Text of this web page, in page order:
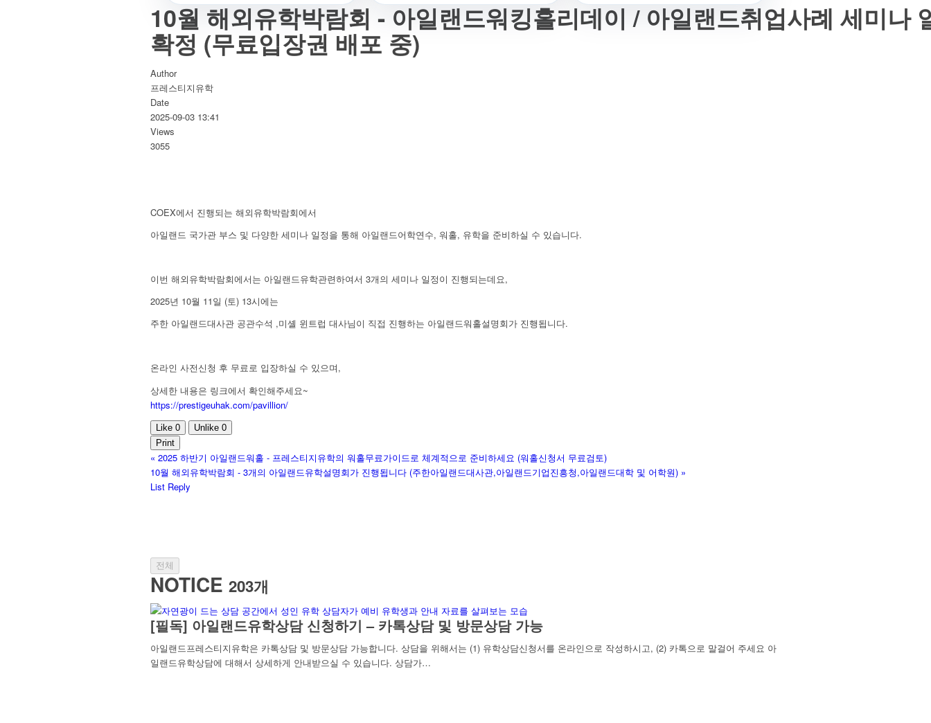
10월 해외유학박람회 - 아일랜드워킹홀리데이 / 아일랜드취업사례 세미나
확정 (무료입장권 배포 중)
Author
프레스티지유학
Date
2025-09-03 13:41
Views
3055
COEX에서 진행되는 해외유학박람회에서
아일랜드 국가관 부스 및 다양한 세미나 일정을 통해 아일랜드어학연수, 워홀, 유학을 준비하실 수 있습니다.
이번 해외유학박람회에서는 아일랜드유학관련하여서 3개의 세미나 일정이 진행되는데요,
2025년 10월 11일 (토) 13시에는
주한 아일랜드대사관 공관수석 ,미셸 윈트럽 대사님이 직접 진행하는 아일랜드워홀설명회가 진행됩니다.
온라인 사전신청 후 무료로 입장하실 수 있으며,
상세한 내용은 링크에서 확인해주세요~
https://prestigeuhak.com/pavillion/
Like 0 Unlike 0
Print
« 2025 하반기 아일랜드워홀 - 프레스티지유학의 워홀무료가이드로 체계적으로 준비하세요 (워홀신청서 무료검토)
10월 해외유학박람회 - 3개의 아일랜드유학설명회가 진행됩니다 (주한아일랜드대사관,아일랜드기업진흥청,아일랜드대학 및 어학원) »
List Reply
전체
NOTICE 203개
[필독] 아일랜드유학상담 신청하기 – 카톡상담 및 방문상담 가능
아일랜드프레스티지유학은 카톡상담 및 방문상담 가능합니다. 상담을 위해서는 (1) 유학상담신청서를 온라인으로 작성하시고, (2) 카톡으로 말걸어 주세요 아
일랜드유학상담에 대해서 상세하게 안내받으실 수 있습니다. 상담가…